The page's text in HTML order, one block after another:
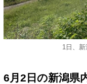
1日、
6月2日の新潟県